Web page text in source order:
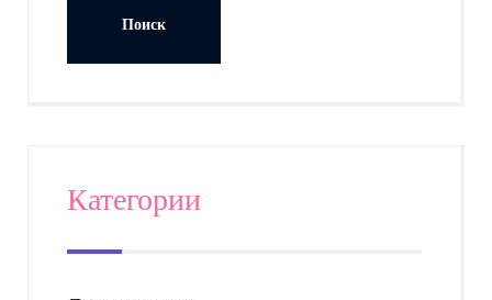
Категории